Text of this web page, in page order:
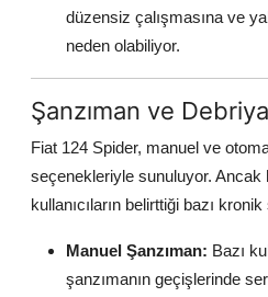
düzensiz çalışmasına ve
neden olabiliyor.
Şanzıman ve
Fiat 124 Spider, manuel ve
seçenekleriyle sunuluyor. Ancak
kullanıcıların belirttiği bazı
Manuel Şanzıman: Bazı
şanzımanın geçişlerinde